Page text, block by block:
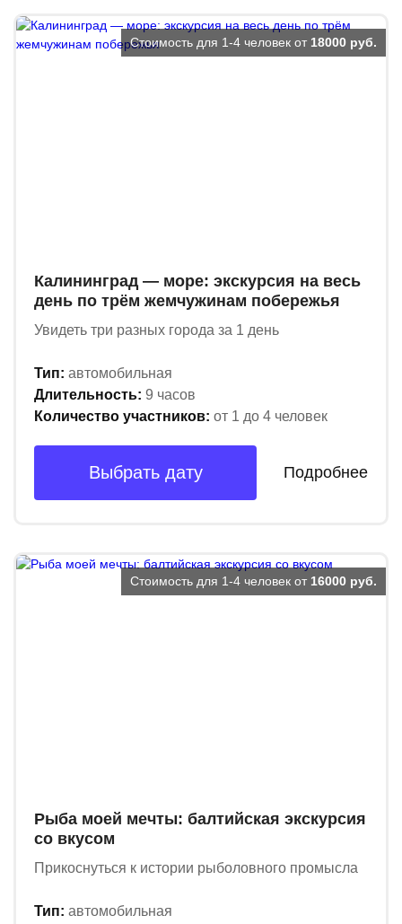
Калининград — море: экскурсия на весь
день по трём жемчужинам побережья
Увидеть три разных города за 1 день
Тип: автомобильная
Длительность: 9 часов
Количество участников: от 1 до 4 человек
Стоимость для 1-4 человек от 18000 руб.
Выбрать дату Подробнее
Рыба моей мечты: балтийская экскурсия
со вкусом
Прикоснуться к истории рыболовного промысла
Тип: автомобильная
Стоимость для 1-4 человек от 16000 руб.